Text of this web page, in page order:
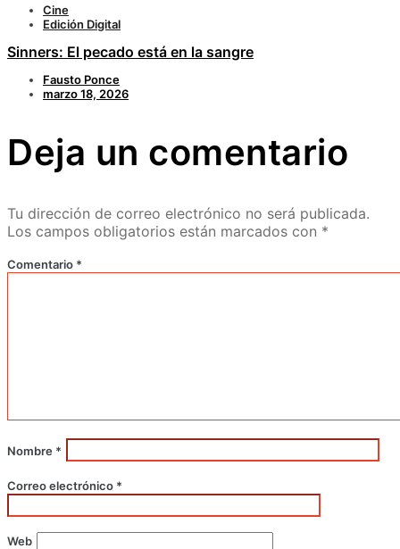
Cine
Edición Digital
Sinners: El pecado está en la sangre
Fausto Ponce
marzo 18, 2026
Deja un comentario
Tu dirección de correo electrónico no será publicada.
Los campos obligatorios están marcados con *
Comentario *
Nombre *
Correo electrónico *
Web